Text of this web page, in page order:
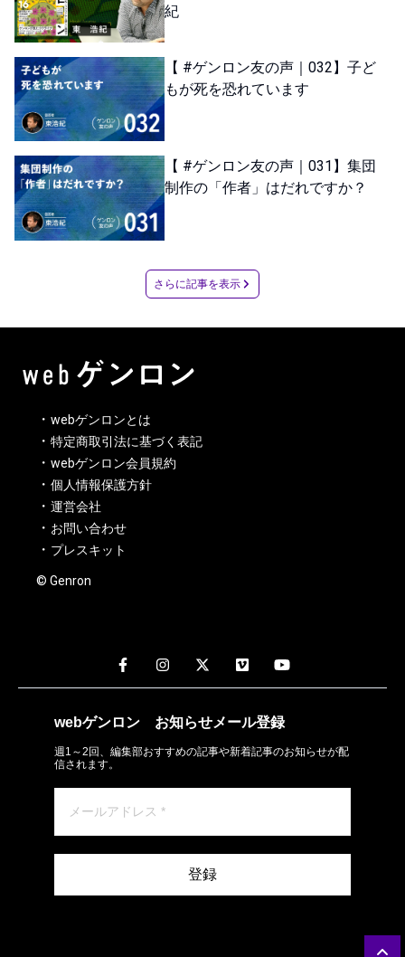
紀
【 #ゲンロン友の声｜032】子ど
もが死を恐れています
【 #ゲンロン友の声｜031】集団
制作の「作者」はだれですか？
さらに記事を表示
webゲンロンとは
特定商取引法に基づく表記
webゲンロン会員規約
個人情報保護方針
運営会社
お問い合わせ
プレスキット
© Genron
webゲンロン お知らせメール登録
週1～2回、編集部おすすめの記事や新着記事のお知らせが配
信されます。
登録